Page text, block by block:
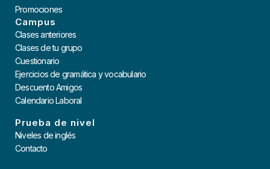
Promociones
Campus
Clases anteriores
Clases de tu grupo
Cuestionario
Ejercicios de gramática y vocabulario
Descuento Amigos
Calendario Laboral
Prueba de nivel
Niveles de inglés
Contacto